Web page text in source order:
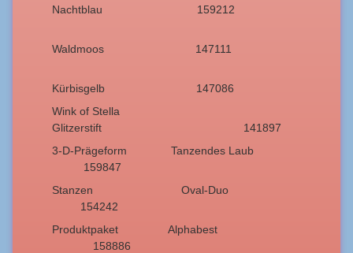
Nachtblau 159212
Waldmoos 147111
Kürbisgelb 147086
Wink of Stella
Glitzerstift 141897
3-D-Prägeform Tanzendes Laub
159847
Stanzen Oval-Duo
154242
Produktpaket Alphabest
158886